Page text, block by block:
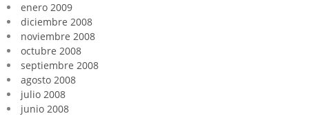
enero 2009
diciembre 2008
noviembre 2008
octubre 2008
septiembre 2008
agosto 2008
julio 2008
junio 2008